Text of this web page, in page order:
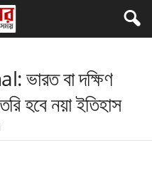
বা দক্ষিণ
হবে নয়া ইতিহাস